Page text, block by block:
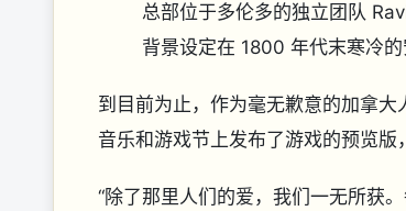
总部位于多伦多的独立团队
背景设定在 1800 年代末寒冷的
到目前为止，作为毫无歉意的加拿
音乐和游戏节上发布了游戏的预览版
“除了那里人们的爱，我们一无所获